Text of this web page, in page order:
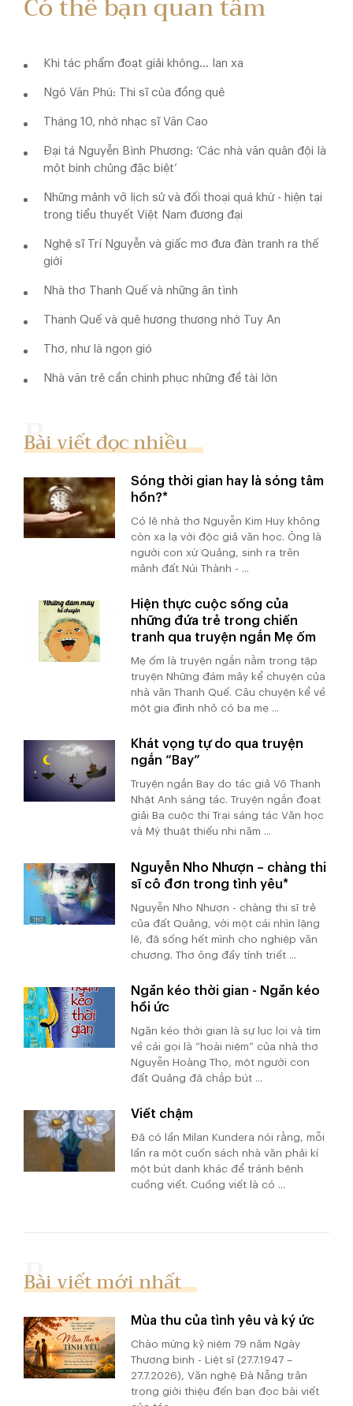
Khi tác phẩm đoạt giải không… lan xa
Ngô Văn Phú: Thi sĩ của đồng quê
Tháng 10, nhớ nhạc sĩ Văn Cao
Đại tá Nguyễn Bình Phương: ‘Các nhà văn quân đội là
một binh chủng đặc biệt’
Những mảnh vỡ lịch sử và đối thoại quá khứ - hiện tại
trong tiểu thuyết Việt Nam đương đại
Nghệ sĩ Trí Nguyễn và giấc mơ đưa đàn tranh ra thế
giới
Nhà thơ Thanh Quế và những ân tình
Thanh Quế và quê hương thương nhớ Tuy An
Thơ, như là ngọn gió
Nhà văn trẻ cần chinh phục những đề tài lớn
Bài viết đọc nhiều
Sóng thời gian hay là sóng tâm
hồn?*
Có lẽ nhà thơ Nguyễn Kim Huy không
còn xa lạ với độc giả văn học. Ông là
người con xứ Quảng, sinh ra trên
mảnh đất Núi Thành - ...
Hiện thực cuộc sống của
những đứa trẻ trong chiến
tranh qua truyện ngắn Mẹ ốm
Mẹ ốm là truyện ngắn nằm trong tập
truyện Những đám mây kể chuyện của
nhà văn Thanh Quế. Câu chuyện kể về
một gia đình nhỏ có ba mẹ ...
Khát vọng tự do qua truyện
ngắn “Bay”
Truyện ngắn Bay do tác giả Võ Thanh
Nhật Anh sáng tác. Truyện ngắn đoạt
giải Ba cuộc thi Trại sáng tác Văn học
và Mỹ thuật thiếu nhi năm ...
Nguyễn Nho Nhượn – chàng thi
sĩ cô đơn trong tình yêu*
Nguyễn Nho Nhượn - chàng thi sĩ trẻ
của đất Quảng, với một cái nhìn lặng
lẽ, đã sống hết mình cho nghiệp văn
chương. Thơ ông đầy tính triết ...
Ngăn kéo thời gian - Ngăn kéo
hồi ức
Ngăn kéo thời gian là sự lục lọi và tìm
về cái gọi là “hoài niệm” của nhà thơ
Nguyễn Hoàng Thọ, một người con
đất Quảng đã chắp bút ...
Viết chậm
Đã có lần Milan Kundera nói rằng, mỗi
lần ra một cuốn sách nhà văn phải kí
một bút danh khác để tránh bệnh
cuồng viết. Cuồng viết là có ...
Bài viết mới nhất
Mùa thu của tình yêu và ký ức
Chào mừng kỷ niệm 79 năm Ngày
Thương binh - Liệt sĩ (27.7.1947 –
27.7.2026), Văn nghệ Đà Nẵng trân
trọng giới thiệu đến bạn đọc bài viết